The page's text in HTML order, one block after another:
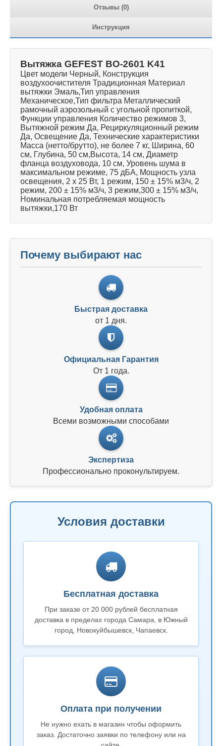
Отзывы (0)
Инструкция
Вытяжка GEFEST ВО-2601 K41
Цвет модели Черный, Конструкция
воздухоочистителя Традиционная Материал
вытяжки Эмаль,Тип управления
Механическое,Тип фильтра Металлический
рамочный аэрозольный с угольной пропиткой,
Функции управления Количество режимов 3,
Вытяжной режим Да, Рециркуляционный режим
Да, Освещение Да, Технические характеристики
Масса (нетто/брутто), не более 7 кг, Ширина, 60
см, Глубина, 50 см,Высота, 14 см, Диаметр
фланца воздуховода, 10 см, Уровень шума в
максимальном режиме, 75 дБА, Мощность узла
освещения, 2 x 25 Вт, 1 режим, 150 ± 15% м3/ч, 2
режим, 200 ± 15% м3/ч, 3 режим,300 ± 15% м3/ч,
Номинальная потребляемая мощность
вытяжки,170 Вт
Почему выбирают нас
Быстрая доставка
от 1 дня.
Официальная Гарантия
От 1 года.
Удобная оплата
Всеми возможными способами
Экспертиза
Профессионально проконультируем.
Условия доставки
Бесплатная доставка
При заказе от 20 000 рублей бесплатная
доставка в пределах города Самара, в Южный
город, Новокуйбышевск, Чапаевск.
Оплата при получении
Не нужно ехать в магазин чтобы оформить
заказ. Достаточно заявки по телефону или на